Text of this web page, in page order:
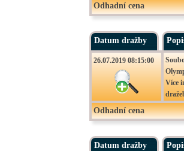
Odhadní cena
Datum dražby
26.07.2019 08:15:00
Více
Odhadní cena
Datum dražby